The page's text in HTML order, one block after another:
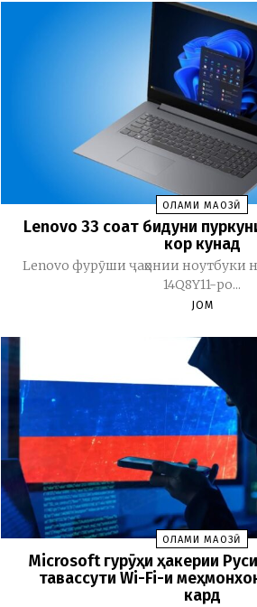
ОЛАМИ МАҶОЗӢ
Lenovo 33 соат бидуни
кор кунад
Lenovo фурӯши ҷаҳонии ноутбуки
14Q8Y11-ро...
JOM
ОЛАМИ МАҶОЗӢ
Microsoft гурӯҳи ҳакерии
тавассути Wi-Fi-и
кард